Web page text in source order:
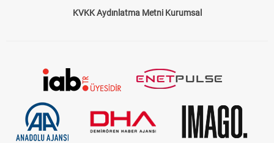
KVKK Aydınlatma Metni Kurumsal